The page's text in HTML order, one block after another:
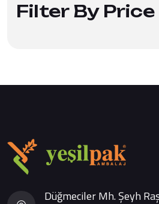
Filter By Price
Düğmeciler Mh. Şeyh